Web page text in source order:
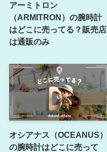
アーミトロン
（ARMITRON）の腕時計
はどこに売ってる？販売店
は通販のみ
オシアナス（OCEANUS）
の腕時計はどこに売って